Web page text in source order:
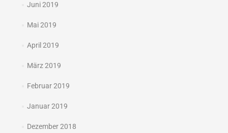
Juni 2019
Mai 2019
April 2019
März 2019
Februar 2019
Januar 2019
Dezember 2018